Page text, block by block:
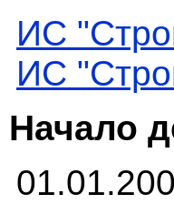
ИС
ИС
Начало